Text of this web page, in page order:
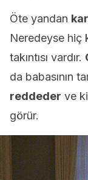
Öte yandan
Neredeyse hiç
takıntısı vardır.
da babasının
reddeder ve
görür.